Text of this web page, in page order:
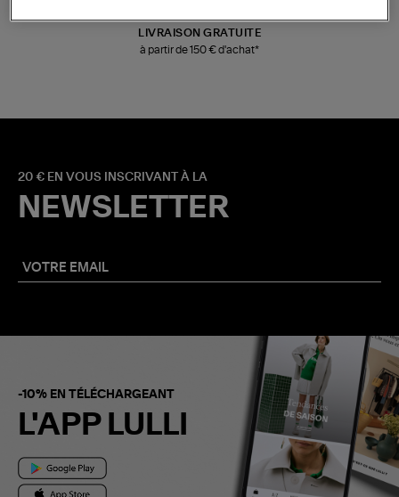
LIVRAISON GRATUITE
à partir de 150 € d'achat*
20 € EN VOUS INSCRIVANT À LA
NEWSLETTER
-10% EN TÉLÉCHARGEANT
L'APP LULLI